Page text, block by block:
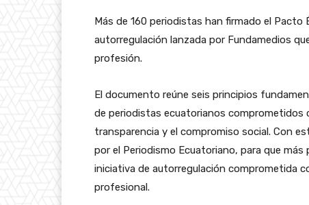
Más de 160 periodistas han firmado el
autorregulación lanzada por Fundamedios
profesión.
El documento reúne seis principios
de periodistas ecuatorianos comprometidos
transparencia y el compromiso social. Con
por el Periodismo Ecuatoriano, para que
iniciativa de autorregulación comprometida
profesional.